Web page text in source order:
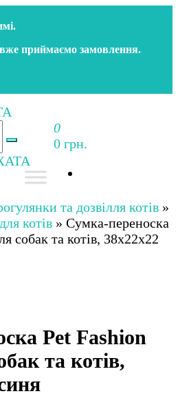
приймаємо замовлення.
котів | Корм, іграшки,
тваринами. Доставка по
0
0 грн.
тваринами. Доставка по
та дозвілля котів »
котів » Сумка-переноска
собак та котів, 38х22х22
Pet Fashion
та котів,